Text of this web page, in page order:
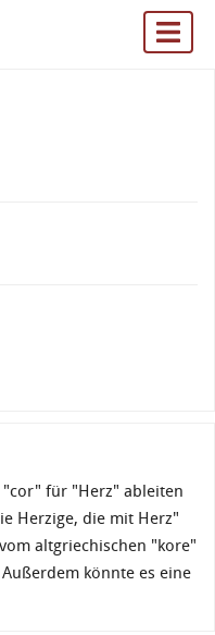
"cor" für "Herz" ableiten
Herzige, die mit Herz"
altgriechischen "kore"
könnte es eine